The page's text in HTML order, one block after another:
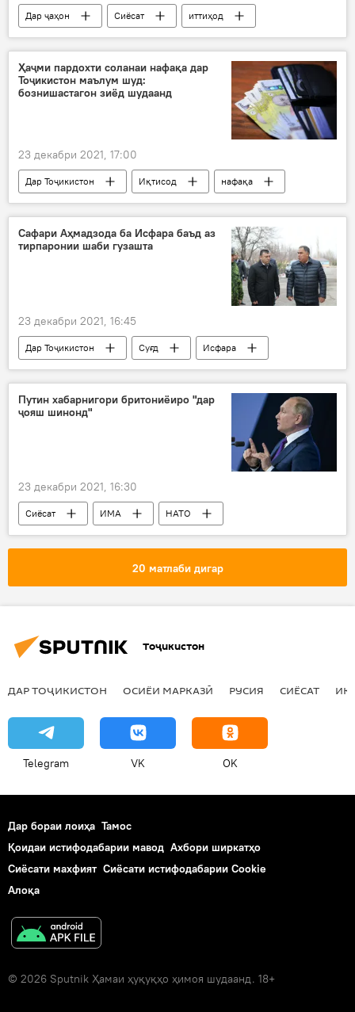
Дар ҷаҳон Сиёсат
иттиҳод
рақобат
Дар Русия
Ҳаҷми пардохти соланаи нафақа дар
Тоҷикистон маълум шуд:
бознишастагон зиёд шудаанд
23 декабри 2021, 17:00
Дар Тоҷикистон Иқтисод
нафақа
пиронсол
омор
Сафари Аҳмадзода ба Исфара баъд аз
тирпаронии шаби гузашта
23 декабри 2021, 16:45
Дар Тоҷикистон Суғд
Исфара
Раҷаббой Аҳмадзода
тирпаронӣ
Путин хабарнигори бритониёиро "дар
ҷояш шинонд"
23 декабри 2021, 16:30
Сиёсат ИМА
НАТО
Владимир Путин
Дар Русия
20 матлаби дигар
Тоҷикистон
ДАР ТОҶИКИСТОН ОСИЁИ МАРКАЗӢ РУСИЯ СИЁСАТ
Telegram VK OK
Дар бораи лоиҳа Тамос
Қоидаи истифодабарии мавод Ахбори ширкатҳо
Сиёсати махфият Сиёсати истифодабарии Cookie
Алоқа
© 2026 Sputnik Ҳамаи ҳуқуқҳо ҳимоя шудаанд. 18+